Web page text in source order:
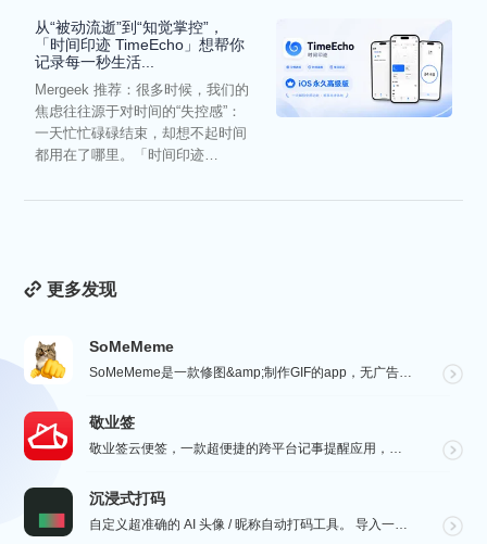
从“被动流逝”到“知觉掌控”，
「时间印迹 TimeEcho」想帮你
记录每一秒生活...
Mergeek 推荐：很多时候，我们的
焦虑往往源于对时间的“失控感”：
一天忙忙碌碌结束，却想不起时间
都用在了哪里。「时间印迹
更多发现
SoMeMeme
SoMeMeme是一款修图&amp;制作GIF的app，无广告，无水印，专注于修图和将你相册中的视频...
敬业签
敬业签云便签，一款超便捷的跨平台记事提醒应用，电脑手机云同步，覆盖多系统。它不仅是个性化便签，更是智...
沉浸式打码
自定义超准确的 AI 头像 / 昵称自动打码工具。 导入一张微信聊天截图，或者抖音/小红书/微博评论...